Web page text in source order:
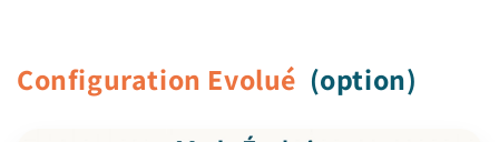
Configuration Evolué (option)